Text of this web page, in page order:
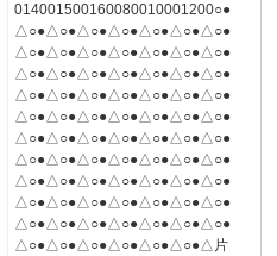
014001500160080010001200○●
△○●△○●△○●△○●△○●△○●△○●
△○●△○●△○●△○●△○●△○●△○●
△○●△○●△○●△○●△○●△○●△○●
△○●△○●△○●△○●△○●△○●△○●
△○●△○●△○●△○●△○●△○●△○●
△○●△○●△○●△○●△○●△○●△○●
△○●△○●△○●△○●△○●△○●△○●
△○●△○●△○●△○●△○●△○●△○●
△○●△○●△○●△○●△○●△○●△○●
△○●△○●△○●△○●△○●△○●△○●
△○●△○●△○●△○●△○●△○●△片